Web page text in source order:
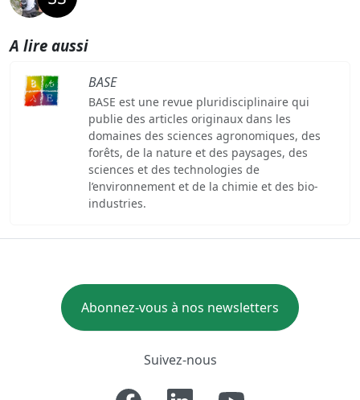
A lire aussi
BASE
BASE est une revue pluridisciplinaire qui
publie des articles originaux dans les
domaines des sciences agronomiques, des
forêts, de la nature et des paysages, des
sciences et des technologies de
l’environnement et de la chimie et des bio-
industries.
Abonnez-vous à nos newsletters
Suivez-nous